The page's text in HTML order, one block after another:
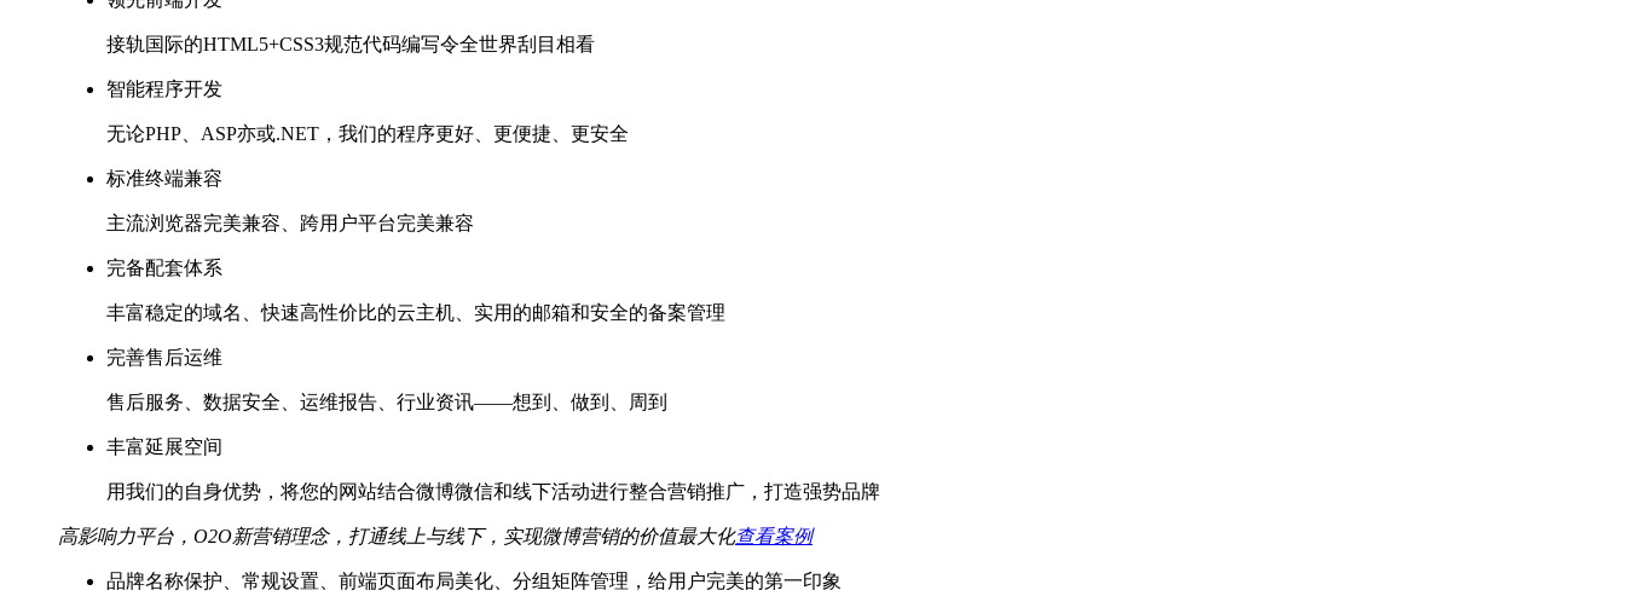
接轨国际的HTML5+CSS3规范代码编写令全世界刮目相看
智能程序开发
无论PHP、ASP亦或.NET，我们的程序更好、更便捷、更安全
标准终端兼容
主流浏览器完美兼容、跨用户平台完美兼容
完备配套体系
丰富稳定的域名、快速高性价比的云主机、实用的邮箱和安全的备案管理
完善售后运维
售后服务、数据安全、运维报告、行业资讯——想到、做到、周到
丰富延展空间
用我们的自身优势，将您的网站结合微博微信和线下活动进行整合营销推广，打造强势品牌
高影响力平台，O2O新营销理念，打通线上与线下，实现微博营销的价值最大化查看案例
品牌名称保护、常规设置、前端页面布局美化、分组矩阵管理，给用户完美的第一印象